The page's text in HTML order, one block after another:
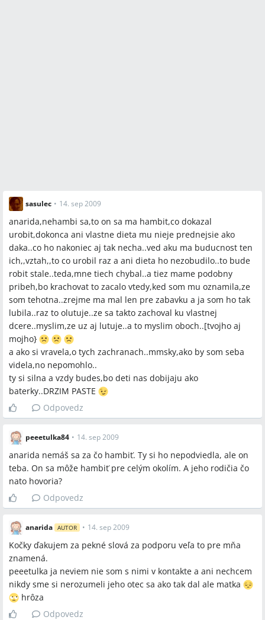
sasulec • 14. sep 2009
anarida,nehambi sa,to on sa ma hambit,co dokazal
urobit,dokonca ani vlastne dieta mu nieje prednejsie ako
daka..co ho nakoniec aj tak necha..ved aku ma buducnost ten
ich,,vztah,,to co urobil raz a ani dieta ho nezobudilo..to bude
robit stale..teda,mne tiech chybal..a tiez mame podobny
pribeh,bo krachovat to zacalo vtedy,ked som mu oznamila,ze
som tehotna..zrejme ma mal len pre zabavku a ja som ho tak
lubila..raz to olutuje..ze sa takto zachoval ku vlastnej
dcere..myslim,ze uz aj lutuje..a to myslim oboch..[tvojho aj
mojho}
a ako si vravela,o tych zachranach..mmsky,ako by som seba
videla,no nepomohlo..
ty si silna a vzdy budes,bo deti nas dobijaju ako
baterky..DRZIM PASTE
Odpovedz
peeetulka84 • 14. sep 2009
anarida nemáš sa za čo hambiť. Ty si ho nepodviedla, ale on
teba. On sa môže hambiť pre celým okolím. A jeho rodičia čo
nato hovoria?
Odpovedz
anarida AUTOR • 14. sep 2009
Kočky ďakujem za pekné slová za podporu veľa to pre mňa
znamená.
peeetulka ja neviem nie som s nimi v kontakte a ani nechcem
nikdy sme si nerozumeli jeho otec sa ako tak dal ale matka
hrôza
Odpovedz